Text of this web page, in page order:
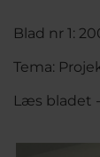
Blad nr 1:
Tema:
Læs bladet -